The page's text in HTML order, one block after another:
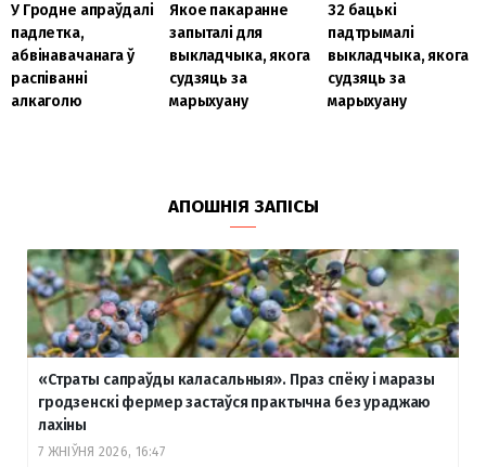
У Гродне апраўдалі
падлетка,
абвінавачанага ў
распіванні
алкаголю
Якое пакаранне
запыталі для
выкладчыка, якога
судзяць за
марыхуану
32 бацькі
падтрымалі
выкладчыка, якога
судзяць за
марыхуану
АПОШНІЯ ЗАПІСЫ
«Страты сапраўды каласальныя». Праз спёку і маразы
гродзенскі фермер застаўся практычна без ураджаю
лахіны
7 ЖНІЎНЯ 2026, 16:47